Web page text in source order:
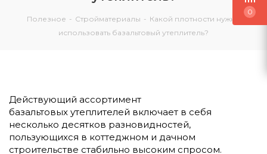
Полезное - Стройматериалы - Какой плотности нужно
использовать базальтовый утеплитель?
Действующий ассортимент
базальтовых утеплителей включает в себя
несколько десятков разновидностей,
пользующихся в коттеджном и дачном
строительстве стабильно высоким спросом.
0